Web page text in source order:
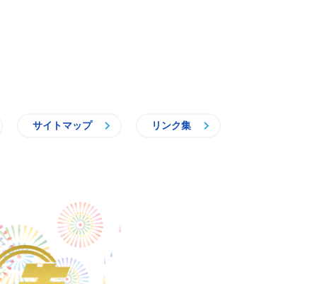
サイトマップ リンク集